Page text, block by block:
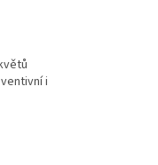
i